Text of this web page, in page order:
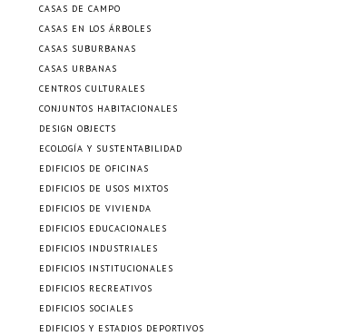
CASAS DE CAMPO
CASAS EN LOS ÁRBOLES
CASAS SUBURBANAS
CASAS URBANAS
CENTROS CULTURALES
CONJUNTOS HABITACIONALES
DESIGN OBJECTS
ECOLOGÍA Y SUSTENTABILIDAD
EDIFICIOS DE OFICINAS
EDIFICIOS DE USOS MIXTOS
EDIFICIOS DE VIVIENDA
EDIFICIOS EDUCACIONALES
EDIFICIOS INDUSTRIALES
EDIFICIOS INSTITUCIONALES
EDIFICIOS RECREATIVOS
EDIFICIOS SOCIALES
EDIFICIOS Y ESTADIOS DEPORTIVOS